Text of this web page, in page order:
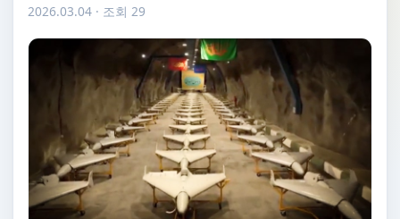
2026.03.04 · 조회 29